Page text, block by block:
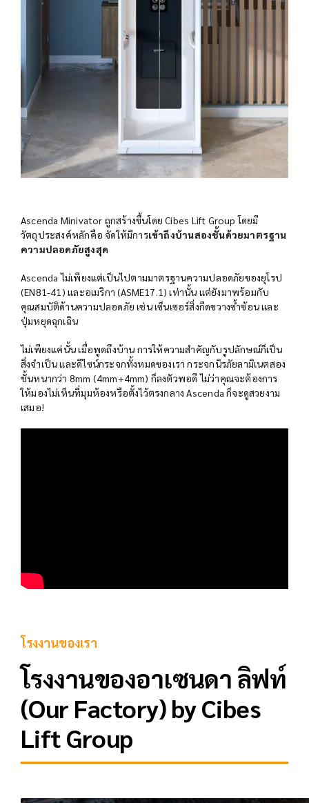
Ascenda Minivator ถูกสร้างขึ้นโดย Cibes Lift Group โดยมี
วัตถุประสงค์หลักคือ จัดให้มีการเข้าถึงบ้านสองชั้นด้วยมาตรฐาน
ความปลอดภัยสูงสุด
Ascenda ไม่เพียงแต่เป็นไปตามมาตรฐานความปลอดภัยของยุโรป
(EN81-41) และอเมริกา (ASME17.1) เท่านั้น แต่ยังมาพร้อมกับ
คุณสมบัติด้านความปลอดภัย เช่น เซ็นเซอร์สิ่งกีดขวางซ้ำซ้อน และ
ปุ่มหยุดฉุกเฉิน
ไม่เพียงแค่นั้น เมื่อพูดถึงบ้าน การให้ความสำคัญกับรูปลักษณ์ก็เป็น
สิ่งจำเป็น และดีไซน์กระจกทั้งหมดของเรา กระจกนิรภัยลามิเนตสอง
ชั้นหนากว่า 8mm (4mm+4mm) ก็ลงตัวพอดี ไม่ว่าคุณจะต้องการ
ให้มองไม่เห็นที่มุมห้องหรือตั้งไว้ตรงกลาง Ascenda ก็จะดูสวยงาม
เสมอ!
โรงงานของเรา
โรงงานของอาเซนดา ลิฟท์
(Our Factory) by Cibes
Lift Group